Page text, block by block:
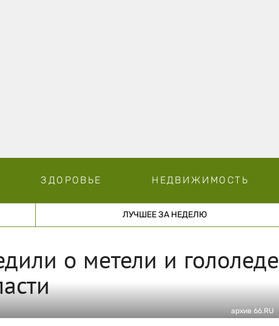
ЗДОРОВЬЕ НЕДВИЖИМОСТЬ
ЛУЧШЕЕ ЗА НЕДЕЛЮ
о метели и гололеде
архив 66.RU